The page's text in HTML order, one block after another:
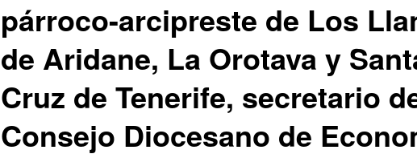
párroco-arcipreste de Los
de Aridane, La Orotava y
Cruz de Tenerife, secretario
Consejo Diocesano de